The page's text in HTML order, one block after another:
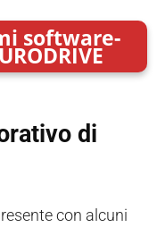
software-
di
con alcuni